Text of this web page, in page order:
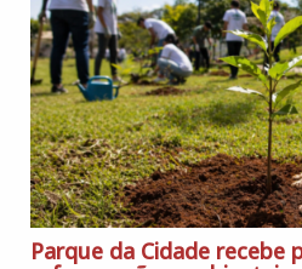
Parque da Cidade recebe